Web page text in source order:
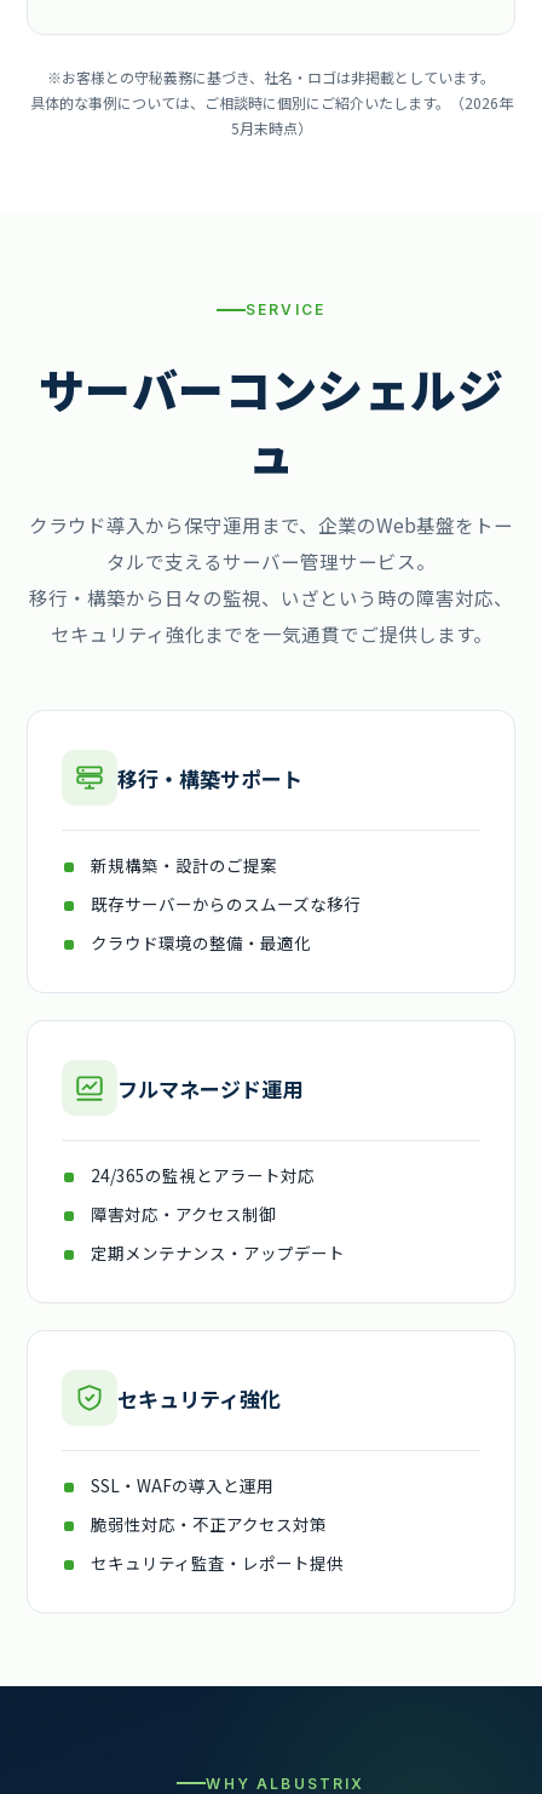
※お客様との守秘義務に基づき、社名・ロゴは非掲載としています。
具体的な事例については、ご相談時に個別にご紹介いたします。（2026年
5月末時点）
SERVICE
サーバーコンシェルジ
ュ
クラウド導入から保守運用まで、企業のWeb基盤をトー
タルで支えるサーバー管理サービス。
移行・構築から日々の監視、いざという時の障害対応、
セキュリティ強化までを一気通貫でご提供します。
移行・構築サポート
新規構築・設計のご提案
既存サーバーからのスムーズな移行
クラウド環境の整備・最適化
フルマネージド運用
24/365の監視とアラート対応
障害対応・アクセス制御
定期メンテナンス・アップデート
セキュリティ強化
SSL・WAFの導入と運用
脆弱性対応・不正アクセス対策
セキュリティ監査・レポート提供
WHY ALBUSTRIX